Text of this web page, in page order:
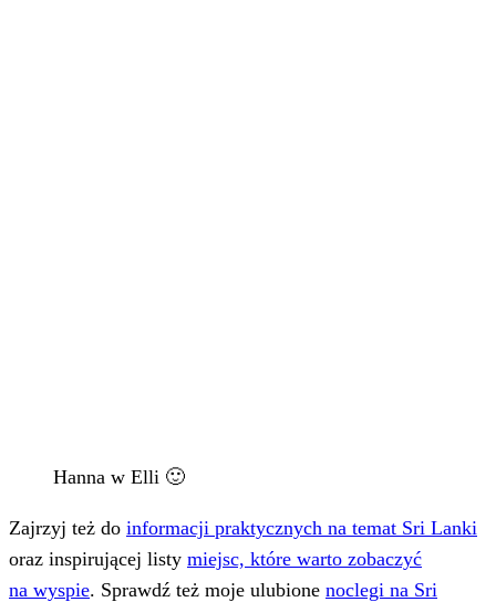
Hanna w Elli 🙂
Zajrzyj też do informacji praktycznych na temat Sri Lanki
oraz inspirującej listy miejsc, które warto zobaczyć
na wyspie. Sprawdź też moje ulubione noclegi na Sri